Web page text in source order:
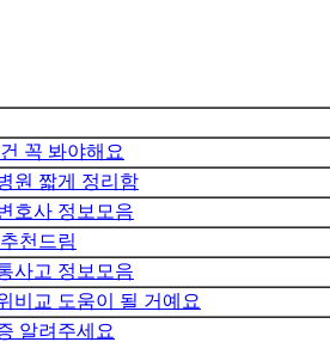
꼭 봐야해요
원 짧게 정리함
호사 정보모음
천드림
사고 정보모음
비교 도움이 될 거예요
알려주세요